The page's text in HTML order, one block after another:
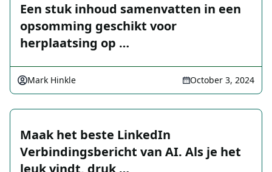
Een stuk inhoud samenvatten in een
opsomming geschikt voor
herplaatsing op …
Mark Hinkle October 3, 2024
Maak het beste LinkedIn
Verbindingsbericht van AI. Als je het